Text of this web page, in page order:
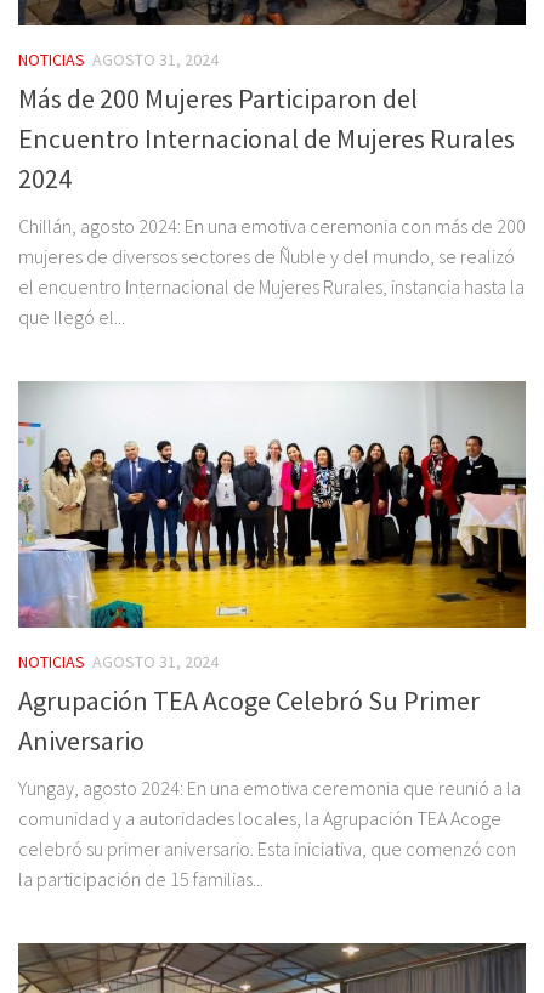
NOTICIAS AGOSTO 31, 2024
Más de 200 Mujeres Participaron del
Encuentro Internacional de Mujeres Rurales
2024
Chillán, agosto 2024: En una emotiva ceremonia con más de 200
mujeres de diversos sectores de Ñuble y del mundo, se realizó
el encuentro Internacional de Mujeres Rurales, instancia hasta la
que llegó el...
NOTICIAS AGOSTO 31, 2024
Agrupación TEA Acoge Celebró Su Primer
Aniversario
Yungay, agosto 2024: En una emotiva ceremonia que reunió a la
comunidad y a autoridades locales, la Agrupación TEA Acoge
celebró su primer aniversario. Esta iniciativa, que comenzó con
la participación de 15 familias...